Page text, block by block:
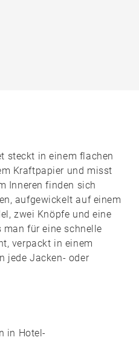
steckt in einem flachen
Kraftpapier und misst
Inneren finden sich
aufgewickelt auf einem
zwei Knöpfe und eine
man für eine schnelle
verpackt in einem
jede Jacken- oder
in Hotel-